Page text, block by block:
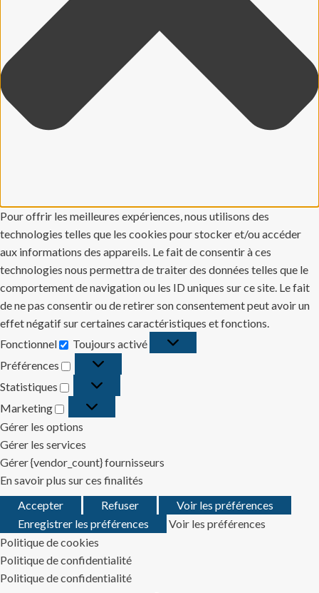
Pour offrir les meilleures expériences, nous utilisons des
technologies telles que les cookies pour stocker et/ou accéder
aux informations des appareils. Le fait de consentir à ces
technologies nous permettra de traiter des données telles que le
comportement de navigation ou les ID uniques sur ce site. Le fait
de ne pas consentir ou de retirer son consentement peut avoir un
effet négatif sur certaines caractéristiques et fonctions.
Fonctionnel
Fonctionnel
Toujours activé
Préférences
Préférences
Statistiques
Statistiques
Marketing
Marketing
Gérer les options
Gérer les services
Gérer {vendor_count} fournisseurs
En savoir plus sur ces finalités
Accepter
Refuser
Voir les préférences
Enregistrer les préférences
Voir les préférences
Politique de cookies
Politique de confidentialité
Politique de confidentialité